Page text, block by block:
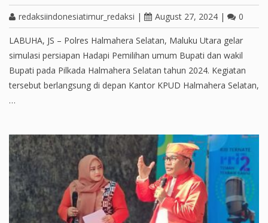
redaksiindonesiatimur_redaksi | August 27, 2024 | 0
LABUHA, JS – Polres Halmahera Selatan, Maluku Utara gelar
simulasi persiapan Hadapi Pemilihan umum Bupati dan wakil
Bupati pada Pilkada Halmahera Selatan tahun 2024. Kegiatan
tersebut berlangsung di depan Kantor KPUD Halmahera Selatan,
…